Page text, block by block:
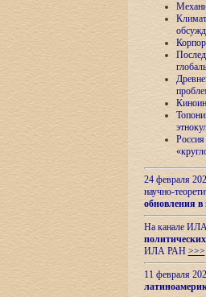
24 февраля
научно-
обновления в
На канале
ИЛА РАН >>>
11 февраля